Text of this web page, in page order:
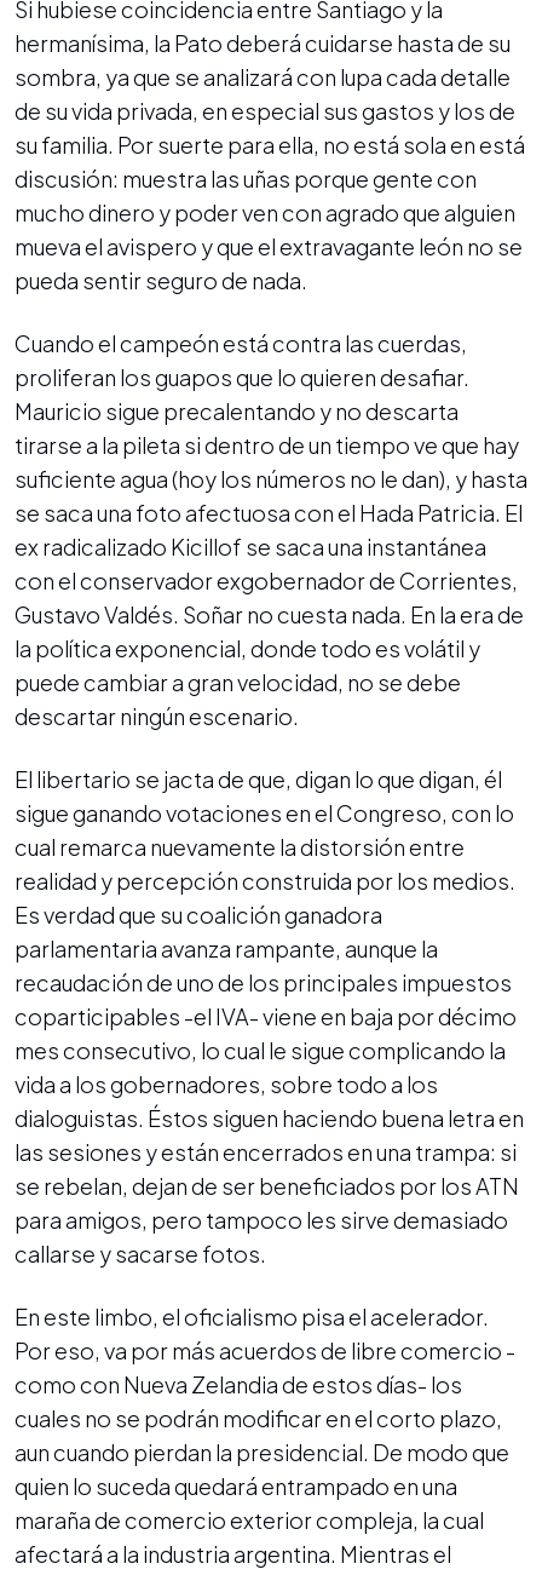
Si hubiese coincidencia entre Santiago y la
hermanísima, la Pato deberá cuidarse hasta de su
sombra, ya que se analizará con lupa cada detalle
de su vida privada, en especial sus gastos y los de
su familia. Por suerte para ella, no está sola en está
discusión: muestra las uñas porque gente con
mucho dinero y poder ven con agrado que alguien
mueva el avispero y que el extravagante león no se
pueda sentir seguro de nada.
Cuando el campeón está contra las cuerdas,
proliferan los guapos que lo quieren desafiar.
Mauricio sigue precalentando y no descarta
tirarse a la pileta si dentro de un tiempo ve que hay
suficiente agua (hoy los números no le dan), y hasta
se saca una foto afectuosa con el Hada Patricia. El
ex radicalizado Kicillof se saca una instantánea
con el conservador exgobernador de Corrientes,
Gustavo Valdés. Soñar no cuesta nada. En la era de
la política exponencial, donde todo es volátil y
puede cambiar a gran velocidad, no se debe
descartar ningún escenario.
El libertario se jacta de que, digan lo que digan, él
sigue ganando votaciones en el Congreso, con lo
cual remarca nuevamente la distorsión entre
realidad y percepción construida por los medios.
Es verdad que su coalición ganadora
parlamentaria avanza rampante, aunque la
recaudación de uno de los principales impuestos
coparticipables -el IVA- viene en baja por décimo
mes consecutivo, lo cual le sigue complicando la
vida a los gobernadores, sobre todo a los
dialoguistas. Éstos siguen haciendo buena letra en
las sesiones y están encerrados en una trampa: si
se rebelan, dejan de ser beneficiados por los ATN
para amigos, pero tampoco les sirve demasiado
callarse y sacarse fotos.
En este limbo, el oficialismo pisa el acelerador.
Por eso, va por más acuerdos de libre comercio -
como con Nueva Zelandia de estos días- los
cuales no se podrán modificar en el corto plazo,
aun cuando pierdan la presidencial. De modo que
quien lo suceda quedará entrampado en una
maraña de comercio exterior compleja, la cual
afectará a la industria argentina. Mientras el